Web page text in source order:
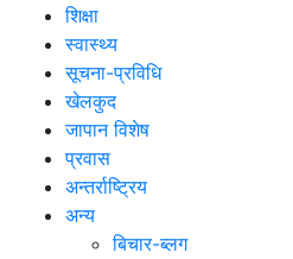
शिक्षा
स्वास्थ्य
सूचना-प्रविधि
खेलकुद
जापान विशेष
प्रवास
अन्तर्राष्ट्रिय
अन्य
बिचार-ब्लग